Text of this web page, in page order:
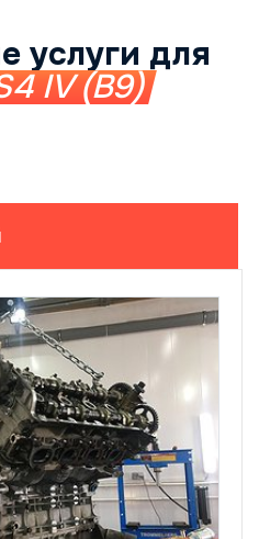
услуги для
IV (B9)